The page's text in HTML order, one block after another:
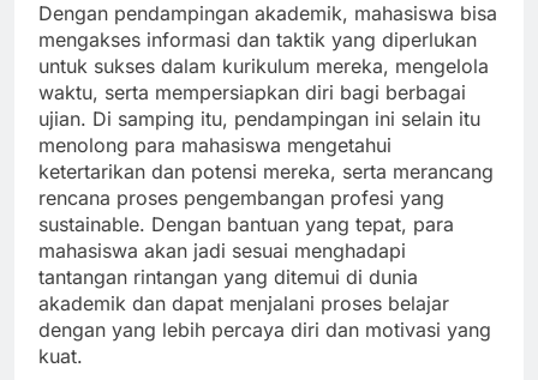
Dengan pendampingan akademik, mahasiswa bisa
mengakses informasi dan taktik yang diperlukan
untuk sukses dalam kurikulum mereka, mengelola
waktu, serta mempersiapkan diri bagi berbagai
ujian. Di samping itu, pendampingan ini selain itu
menolong para mahasiswa mengetahui
ketertarikan dan potensi mereka, serta merancang
rencana proses pengembangan profesi yang
sustainable. Dengan bantuan yang tepat, para
mahasiswa akan jadi sesuai menghadapi
tantangan rintangan yang ditemui di dunia
akademik dan dapat menjalani proses belajar
dengan yang lebih percaya diri dan motivasi yang
kuat.